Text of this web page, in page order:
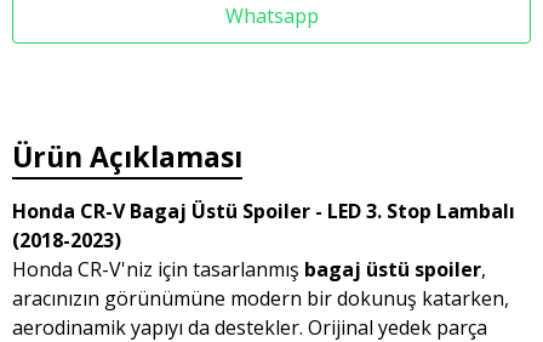
Whatsapp
Ürün Açıklaması
Honda CR-V Bagaj Üstü Spoiler - LED 3. Stop Lambalı
(2018-2023)
Honda CR-V'niz için tasarlanmış bagaj üstü spoiler,
aracınızın görünümüne modern bir dokunuş katarken,
aerodinamik yapıyı da destekler. Orijinal yedek parça